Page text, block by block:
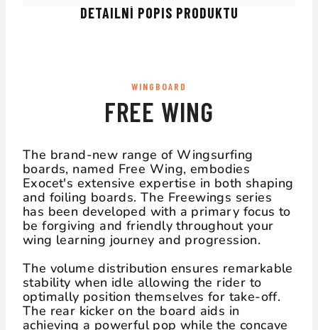
DETAILNÍ POPIS PRODUKTU
WINGBOARD
FREE WING
The brand-new range of Wingsurfing
boards, named Free Wing, embodies
Exocet's extensive expertise in both shaping
and foiling boards. The Freewings series
has been developed with a primary focus to
be forgiving and friendly throughout your
wing learning journey and progression.
The volume distribution ensures remarkable
stability when idle allowing the rider to
optimally position themselves for take-off.
The rear kicker on the board aids in
achieving a powerful pop while the concave